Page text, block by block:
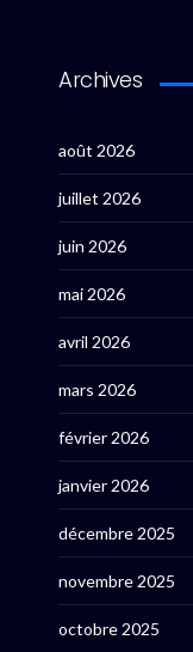
Archives
août 2026
juillet 2026
juin 2026
mai 2026
avril 2026
mars 2026
février 2026
janvier 2026
décembre 2025
novembre 2025
octobre 2025